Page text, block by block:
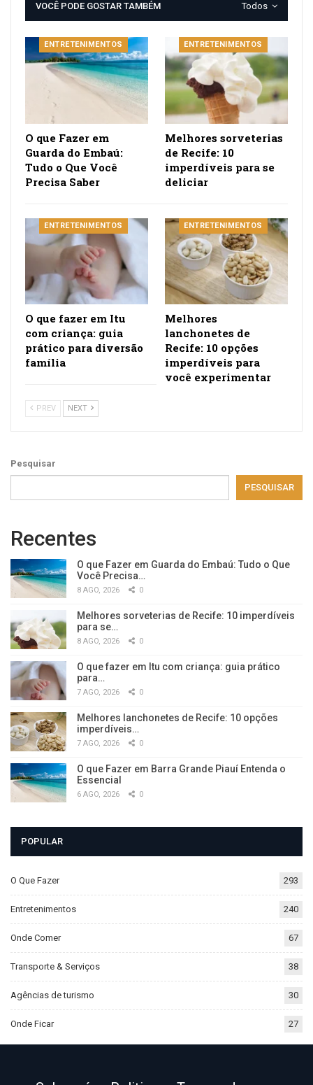
Todos
VOCÊ PODE GOSTAR TAMBÉM
ENTRETENIMENTOS
O que Fazer em
Guarda do Embaú:
Tudo o Que Você
Precisa Saber
ENTRETENIMENTOS
Melhores sorveterias
de Recife: 10
imperdíveis para se
deliciar
ENTRETENIMENTOS
O que fazer em Itu
com criança: guia
prático para diversão
família
ENTRETENIMENTOS
Melhores
lanchonetes de
Recife: 10 opções
imperdíveis para
você experimentar
PREV NEXT
Pesquisar
PESQUISAR
Recentes
O que Fazer em Guarda do Embaú: Tudo o Que
Você Precisa…
8 AGO, 2026 0
Melhores sorveterias de Recife: 10 imperdíveis
para se…
8 AGO, 2026 0
O que fazer em Itu com criança: guia prático
para…
7 AGO, 2026 0
Melhores lanchonetes de Recife: 10 opções
imperdíveis…
7 AGO, 2026 0
O que Fazer em Barra Grande Piauí Entenda o
Essencial
6 AGO, 2026 0
POPULAR
O Que Fazer 293
Entretenimentos 240
Onde Comer 67
Transporte & Serviços 38
Agências de turismo 30
Onde Ficar 27